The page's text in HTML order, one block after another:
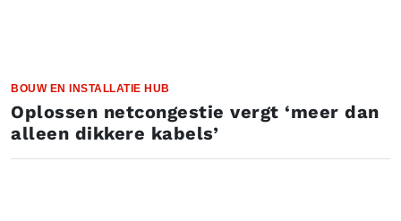
BOUW EN INSTALLATIE HUB
Oplossen netcongestie vergt ‘meer dan
alleen dikkere kabels’